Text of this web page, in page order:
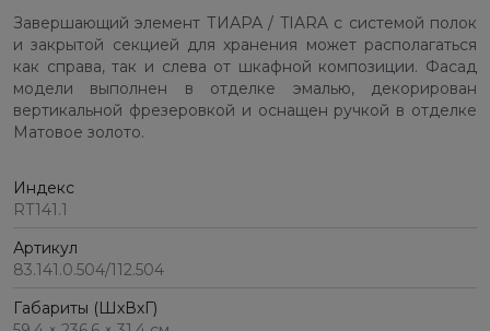
Завершающий элемент ТИАРА / TIARA с системой полок
и закрытой секцией для хранения может располагаться
как справа, так и слева от шкафной композиции. Фасад
модели выполнен в отделке эмалью, декорирован
вертикальной фрезеровкой и оснащен ручкой в отделке
Матовое золото.
Индекс
RT141.1
Артикул
83.141.0.504/112.504
Габариты (ШхВхГ)